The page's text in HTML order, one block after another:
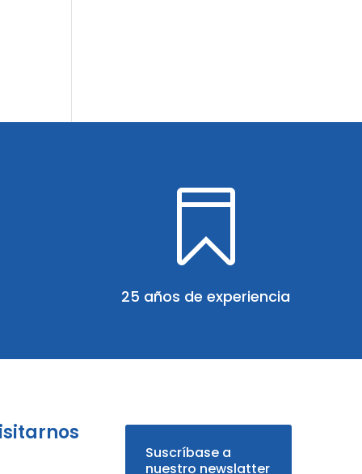

25 años de experiencia
Suscríbase a
nuestro newslatter